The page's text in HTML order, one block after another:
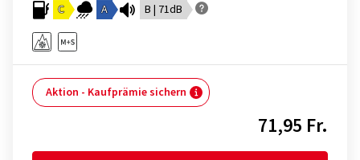
C A B | 71dB
Aktion - Kaufprämie sichern
71,95 Fr.